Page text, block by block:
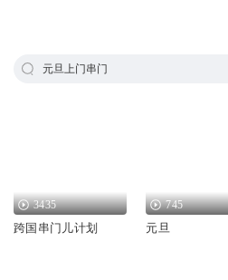
元旦上门串门
3435
跨国串门儿计划
745
元旦